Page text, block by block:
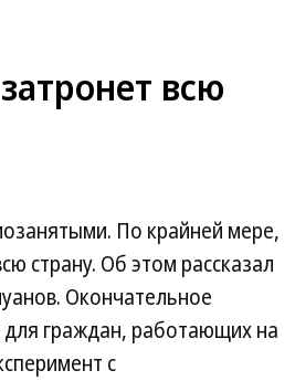
всю
По крайней мере,
страну. Об этом рассказал
Окончательное
граждан, работающих на
с